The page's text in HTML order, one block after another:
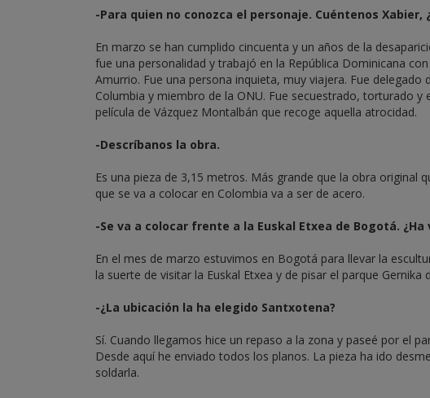
-Para quien no conozca el personaje. Cuéntenos Xabier,
En marzo se han cumplido cincuenta y un años de la
fue una personalidad y trabajó en la República Dominicana
Amurrio. Fue una persona inquieta, muy viajera. Fue
Columbia y miembro de la ONU. Fue secuestrado, torturado
película de Vázquez Montalbán que recoge aquella atrocidad.
-Descríbanos la obra.
Es una pieza de 3,15 metros. Más grande que la obra
que se va a colocar en Colombia va a ser de acero.
-Se va a colocar frente a la Euskal Etxea de Bogotá.
En el mes de marzo estuvimos en Bogotá para llevar la
la suerte de visitar la Euskal Etxea y de pisar el parque
-¿La ubicación la ha elegido Santxotena?
Sí. Cuando llegamos hice un repaso a la zona y paseé por el
Desde aquí he enviado todos los planos. La pieza ha ido
soldarla.